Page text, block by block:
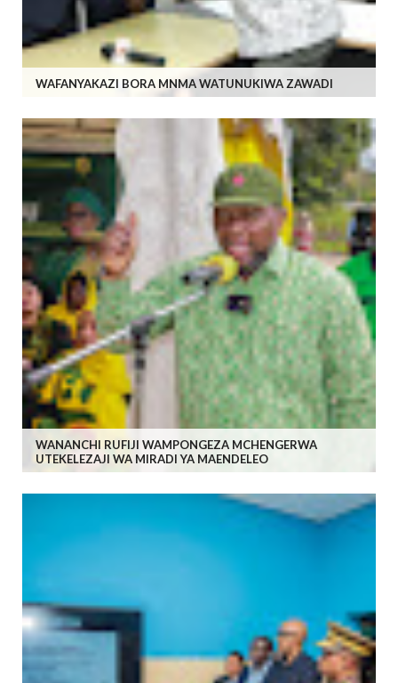
WAFANYAKAZI BORA MNMA WATUNUKIWA ZAWADI
WANANCHI RUFIJI WAMPONGEZA MCHENGERWA
UTEKELEZAJI WA MIRADI YA MAENDELEO